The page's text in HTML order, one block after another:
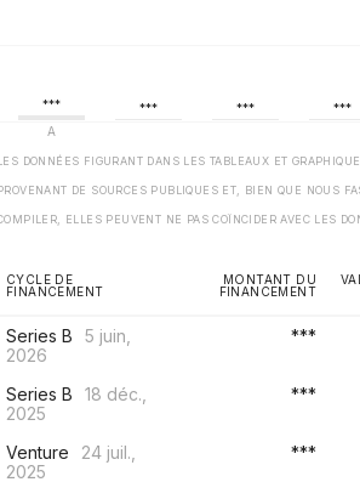
DONNÉES FIGURANT DANS LES TABLEAUX ET
DE SOURCES PUBLIQUES ET, BIEN QUE NOUS
ELLES PEUVENT NE PAS COÏNCIDER AVEC LES
CYCLE DE
FINANCEMENT
MONTANT DU
FINANCEMENT
Series B
5 juin,
2026
***
Series B
18 déc.,
2025
***
Venture
24 juil.,
2025
***